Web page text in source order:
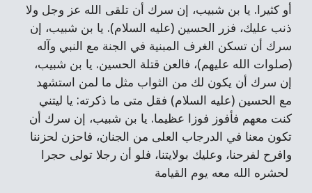
أو كثيرا. يا بن شبيب، إن سرك أن تلقى الله عز وجل ولا
ذنب عليك، فزر الحسين (عليه السلام). يا بن شبيب، إن
سرك أن تسكن الغرف المبنية في الجنة مع النبي وآله
(صلوات الله عليهم)، فالعن قتلة الحسين. يا بن شبيب،
إن سرك أن يكون لك من الثواب مثل ما لمن استشهد
مع الحسين (عليه السلام) فقل متى ما ذكرته: يا ليتني
كنت معهم فأفوز فوزا عظيما. يا بن شبيب، إن سرك أن
تكون معنا في الدرجاب العلى من الجنان، فاحزن لحزننا
وافرح لفرحنا، وعليك بولايتنا، فلو أن رجلا تولى حجرا